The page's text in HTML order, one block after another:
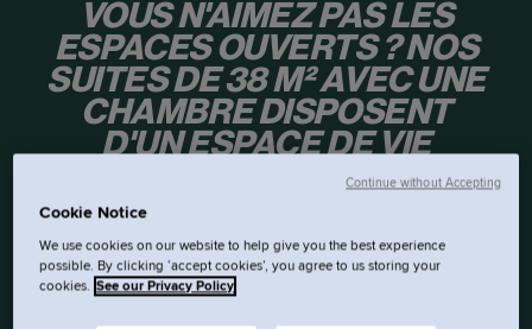
VOUS N'AIMEZ PAS LES
ESPACES OUVERTS ? NOS
SUITES DE 38 M² AVEC UNE
CHAMBRE DISPOSENT
D'UN ESPACE DE VIE
Vous aurez tout l'espace dont vous avez besoin
pour vous détendre, avec un lit king-size UE de
Cookie Notice
We use cookies on our website to help give you the best experience
possible. By clicking ‘accept cookies’, you agree to us storing your
cookies. See our Privacy Policy
Continue without Accepting